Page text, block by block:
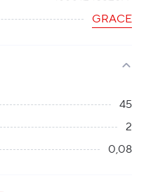
GRACE
45
2
0,08